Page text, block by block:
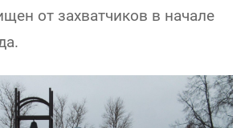
от захватчиков в начале